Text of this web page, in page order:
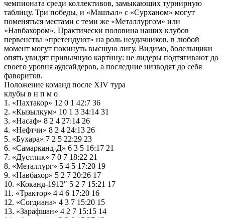
чемпионата среди коллективов, замыкающих турнирную
таблицу. Три победы, и «Машъал» с «Сурханом» могут
поменяться местами с теми же «Металлургом» или
«Навбахором». Практически половина наших клубов
первенства «претендуют» на роль неудачников, в любой
момент могут покинуть высшую лигу. Видимо, болельщики
опять увидят привычную картину: не лидеры подтягивают до
своего уровня аудсайдеров, а последние низводят до себя
фаворитов.
Положение команд после XIV тура
клубы в н п м о
1. «Пахтакор» 12 0 1 42:7 36
2. «Кызылкум» 10 1 3 34:14 31
3. «Насаф» 8 2 4 27:14 26
4. «Нефтчи» 8 2 4 24:13 26
5. «Бухара» 7 2 5 22:29 23
6. «Самарканд-Д» 6 3 5 16:17 21
7. «Дустлик» 7 0 7 18:22 21
8. «Металлург» 5 4 5 17:20 19
9. «Навбахор» 5 2 7 20:26 17
10. «Коканд-1912″ 5 2 7 15:21 17
11. «Трактор» 4 4 6 17:20 16
12. «Согдиана» 4 3 7 15:20 15
13. «Зарафшан» 4 2 7 15:15 14